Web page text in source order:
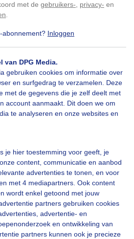
met de gebruikers- privacy- en
abonnement? Inloggen
van DPG Media.
gebruiken cookies om informatie over
en surfgedrag te verzamelen. Deze
met de gegevens die je zelf deelt met
account aanmaakt. Dit doen we om
te analyseren en onze websites en
je hier toestemming voor geeft, je
content, communicatie en aanbod
advertenties te tonen, en voor
met 4 mediapartners. Ook content
wordt enkel getoond met jouw
partners gebruiken cookies
advertentie- en
en ontwikkeling van
partners kunnen ook je precieze
02-04-2025, 227x bekeken
Lentezonnetje
geduld aub...
om dit aan te passen